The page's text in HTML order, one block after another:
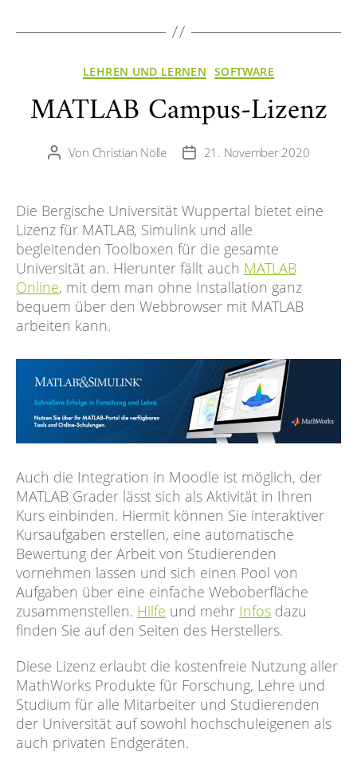
Kategorien
LEHREN UND LERNEN SOFTWARE
MATLAB Campus-Lizenz
Beitragsautor
Von Christian Nölle Veröffentlichungsdatum
21. November 2020
Die Bergische Universität Wuppertal bietet eine
Lizenz für MATLAB, Simulink und alle
begleitenden Toolboxen für die gesamte
Universität an. Hierunter fällt auch MATLAB
Online, mit dem man ohne Installation ganz
bequem über den Webbrowser mit MATLAB
arbeiten kann.
Auch die Integration in Moodle ist möglich, der
MATLAB Grader lässt sich als Aktivität in Ihren
Kurs einbinden. Hiermit können Sie interaktiver
Kursaufgaben erstellen, eine automatische
Bewertung der Arbeit von Studierenden
vornehmen lassen und sich einen Pool von
Aufgaben über eine einfache Weboberfläche
zusammenstellen. Hilfe und mehr Infos dazu
finden Sie auf den Seiten des Herstellers.
Diese Lizenz erlaubt die kostenfreie Nutzung aller
MathWorks Produkte für Forschung, Lehre und
Studium für alle Mitarbeiter und Studierenden
der Universität auf sowohl hochschuleigenen als
auch privaten Endgeräten.